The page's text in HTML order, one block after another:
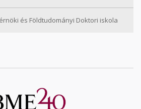
és Földtudományi Doktori iskola